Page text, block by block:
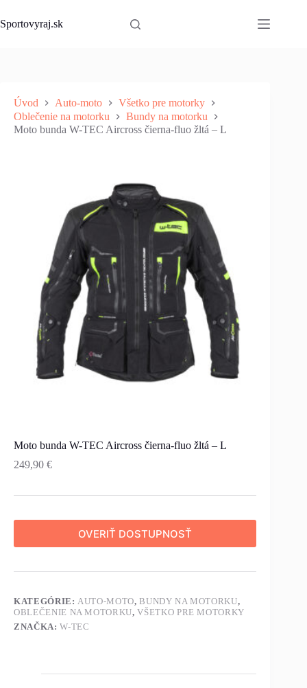
to
content
Sportovyraj.sk
Úvod Auto-moto
Všetko pre motorky
Oblečenie na motorku
Bundy na motorku
Moto bunda W-TEC Aircross čierna-fluo žltá – L
Moto bunda W-TEC Aircross čierna-fluo žltá – L
249,90 €
OVERIŤ DOSTUPNOSŤ
KATEGÓRIE:AUTO-MOTO,BUNDY NA MOTORKU,
OBLEČENIE NA MOTORKU,VŠETKO PRE MOTORKY
ZNAČKA:W-TEC